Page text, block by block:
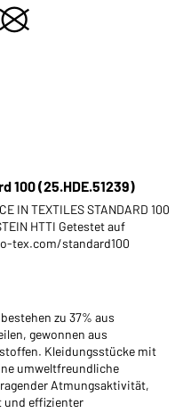
U
100 (25.HDE.51239)
IN TEXTILES STANDARD 100
HTTI Getestet auf
tex.com/standard100
zu 37% aus
gewonnen aus
Kleidungsstücke mit
umweltfreundliche
Atmungsaktivität,
und effizienter